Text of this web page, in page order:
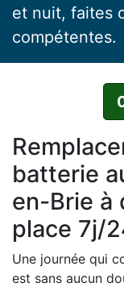
et nuit, faites
compétentes.
batterie
en-Brie à
place 7j/
Une journée qui
est sans aucun